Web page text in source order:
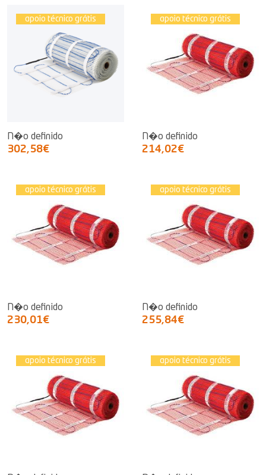
apoio técnico grátis
N�o definido
302,58€
apoio técnico grátis
N�o definido
214,02€
apoio técnico grátis
N�o definido
230,01€
apoio técnico grátis
N�o definido
255,84€
apoio técnico grátis apoio técnico grátis